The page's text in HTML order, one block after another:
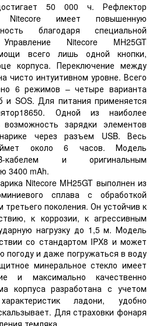
50 000 ч. Рефлектор
Nitecore имеет повышенную
благодаря специальной
Nitecore MH25GT
всего лишь одной кнопки,
корпуса. Переключение между
чисто интуитивном уровне. Всего
6 режимов – четыре варианта
и SOS. Для питания применяется
Одной из наиболее
зарядки элементов
через разъем USB. Весь
около 6 часов. Модель
кабелем и оригинальным
3400 mAh.
Nitecore MH25GT выполнен из
сплава с обработкой
поколения. Он устойчив к
к коррозии, к агрессивным
нагрузку до 1,5 м. Модель
со стандартом IPX8 и может
погоду и даже погружаться в воду
минеральное стекло имеет
и максимально качественно
корпуса разработана с учетом
ладони, удобно
Для страховки фонаря
темляка.